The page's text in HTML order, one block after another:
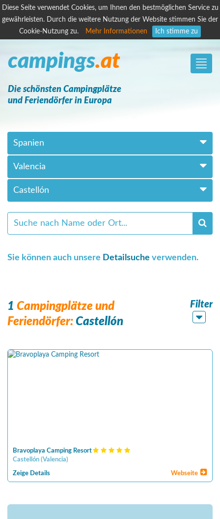
Diese Seite verwendet Cookies, um Ihnen den bestmöglichen Service zu
gewährleisten. Durch die weitere Nutzung der Website stimmen Sie der
Cookie-Nutzung zu.
Mehr Informationen Ich stimme zu
Toggle
campings.at
Die schönsten Campingplätze
und Feriendörfer in Europa
Spanien
Valencia
Castellón
Sie können auch unsere Detailsuche verwenden.
1 Campingplätze und
Feriendörfer: Castellón
Filter
Bravoplaya Camping Resort
Castellón (Valencia)
Zeige Details Webseite